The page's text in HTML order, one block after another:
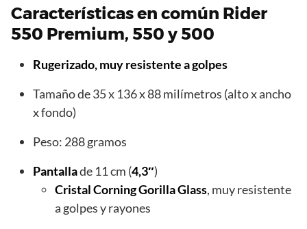
Características en común Rider
550 Premium, 550 y 500
Rugerizado, muy resistente a golpes
Tamaño de 35 x 136 x 88 milímetros (alto x ancho
x fondo)
Peso: 288 gramos
Pantallade 11 cm (4,3″)
Cristal Corning Gorilla Glass, muy resistente
a golpes y rayones